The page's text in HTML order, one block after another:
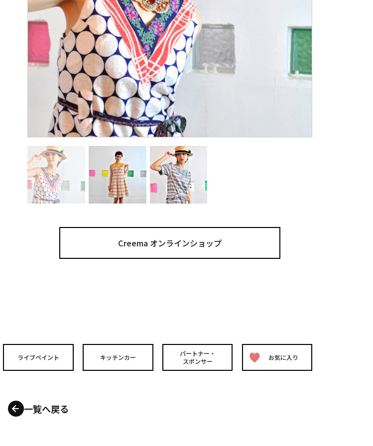
Creema オンラインショップ
ライブペイント キッチンカー
パートナー・
スポンサー
お気に入り
一覧へ戻る